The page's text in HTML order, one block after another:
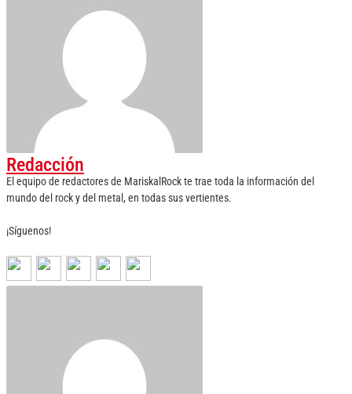
Redacción
El equipo de redactores de MariskalRock te trae toda la información del
mundo del rock y del metal, en todas sus vertientes.
¡Síguenos!